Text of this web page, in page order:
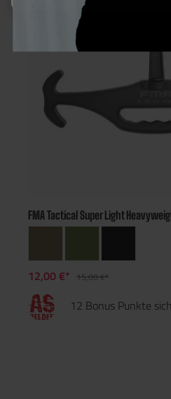
FMA Tactical Super Light
12,00 €* 15,00 €*
12 Bonus Punkte